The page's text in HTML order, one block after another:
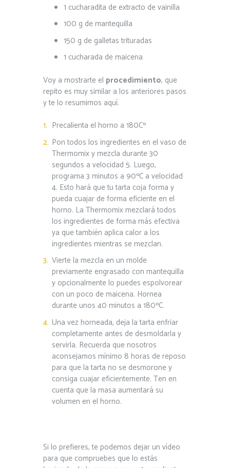
1 cucharadita de extracto de vainilla
100 g de mantequilla
150 g de galletas trituradas
1 cucharada de maicena
Voy a mostrarte el procedimiento, que
repito es muy similar a los anteriores pasos
y te lo resumimos aquí.
Precalienta el horno a 180Cº
Pon todos los ingredientes en el vaso de
Thermomix y mezcla durante 30
segundos a velocidad 5. Luego,
programa 3 minutos a 90ºC a velocidad
4. Esto hará que tu tarta coja forma y
pueda cuajar de forma eficiente en el
horno. La Thermomix mezclará todos
los ingredientes de forma más efectiva
ya que también aplica calor a los
ingredientes mientras se mezclan.
Vierte la mezcla en un molde
previamente engrasado con mantequilla
y opcionalmente lo puedes espolvorear
con un poco de maicena. Hornea
durante unos 40 minutos a 180ºC.
Una vez horneada, deja la tarta enfriar
completamente antes de desmoldarla y
servirla. Recuerda que nosotros
aconsejamos mínimo 8 horas de reposo
para que la tarta no se desmorone y
consiga cuajar eficientemente. Ten en
cuenta que la masa aumentará su
volumen en el horno.
Si lo prefieres, te podemos dejar un vídeo
para que compruebes que lo estás